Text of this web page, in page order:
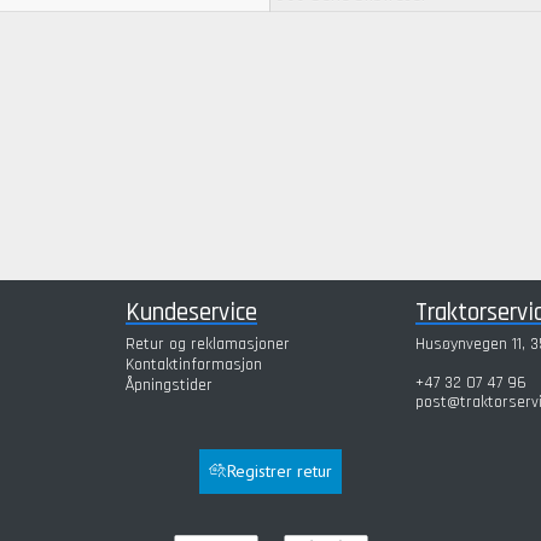
Kundeservice
Retur og reklamasjoner
Kontaktinformasjon
Åpningstider
Husøynvegen 11,
+47 32 07 47 96
Registrer retur